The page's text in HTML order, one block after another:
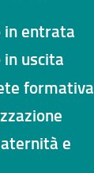
entrata
uscita
formativa
e